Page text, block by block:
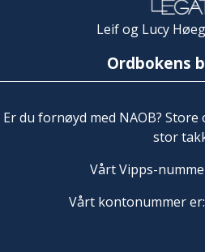
Leif og Lucy
Ordbokens
Er du fornøyd med NAOB?
stor
Vårt Vipps-
Vårt kontonummer er: